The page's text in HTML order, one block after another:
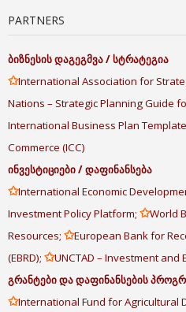
PARTNERS
ბიზნესისდაგეგმვა/სტრატეგია
✩International Association for
Nations – Strategic Planning Guide
International Business Plan Template
Commerce (ICC)
ინვესტიციები/დაფინანსება
✩International Economic
Investment Policy Platform; ✩World
Resources; ✩European Bank for
(EBRD); ✩UNCTAD – Investment
გრანტებიდადაფინანსების
✩International Fund for Agricultural